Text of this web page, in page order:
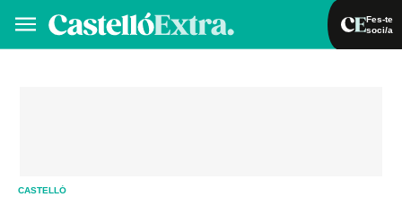
Fes-te
soci/a
CASTELLÓ